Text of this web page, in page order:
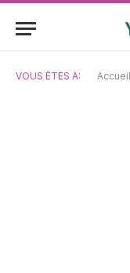
VOUS ÊTES À: Accueil